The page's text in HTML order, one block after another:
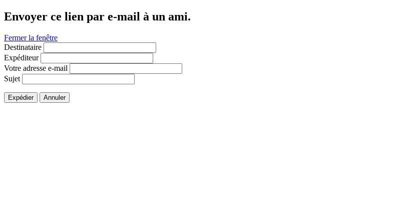
Envoyer ce lien par e-mail à un ami.
Fermer la fenêtre
Destinataire
Expéditeur
Votre adresse e-mail
Sujet
Expédier Annuler